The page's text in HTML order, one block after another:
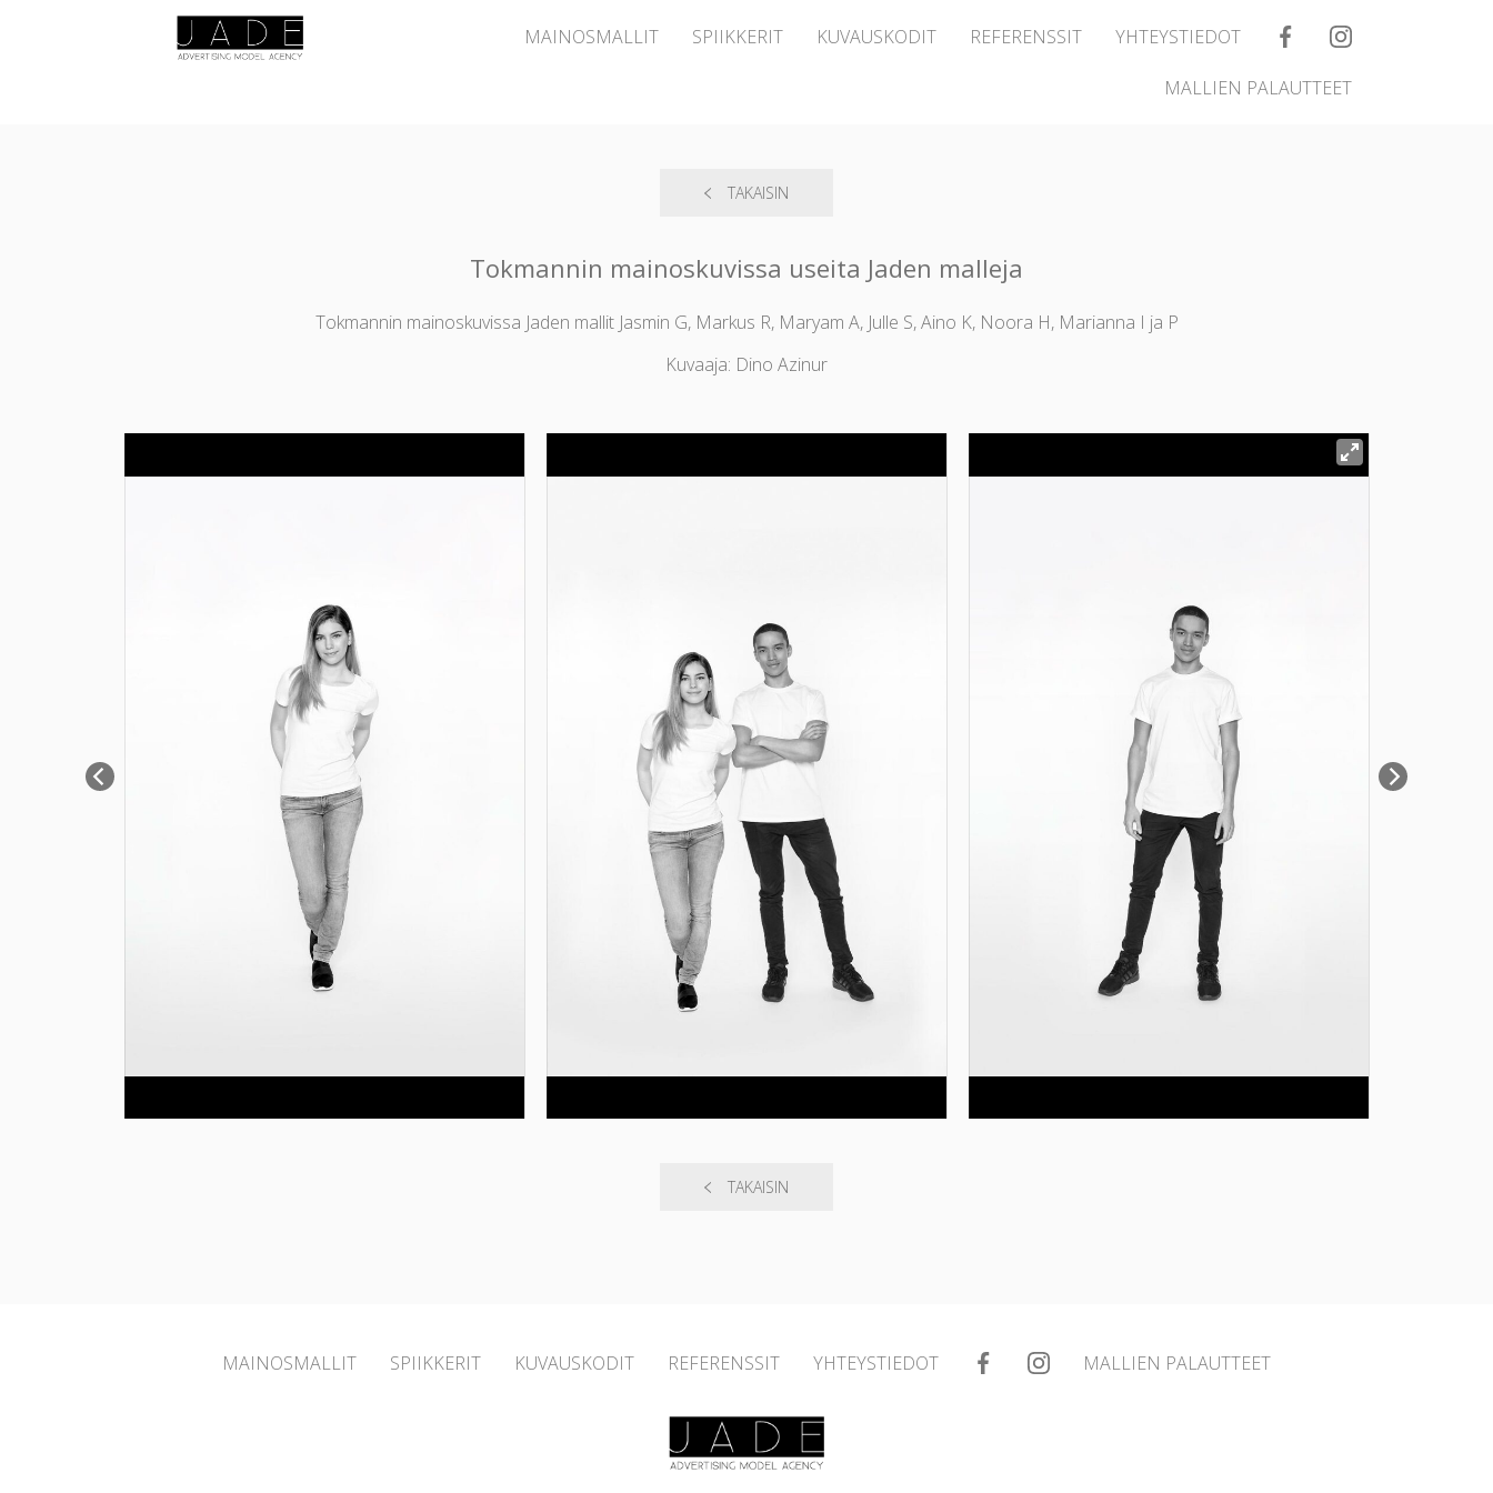
MAINOSMALLIT SPIIKKERIT KUVAUSKODIT REFERENSSIT YHTEYSTIEDOT
MALLIEN PALAUTTEET
TAKAISIN
Tokmannin mainoskuvissa useita Jaden malleja
Tokmannin mainoskuvissa Jaden mallit Jasmin G, Markus R, Maryam A, Julle S, Aino K, Noora H, Marianna I ja P
Kuvaaja: Dino Azinur
TAKAISIN
MAINOSMALLIT SPIIKKERIT KUVAUSKODIT REFERENSSIT YHTEYSTIEDOT MALLIEN PALAUTTEET